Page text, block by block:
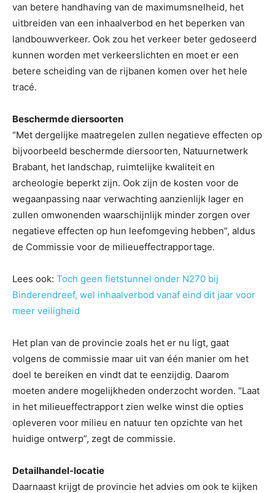
van betere handhaving van de maximumsnelheid, het
uitbreiden van een inhaalverbod en het beperken van
landbouwverkeer. Ook zou het verkeer beter gedoseerd
kunnen worden met verkeerslichten en moet er een
betere scheiding van de rijbanen komen over het hele
tracé.
Beschermde diersoorten
“Met dergelijke maatregelen zullen negatieve effecten op
bijvoorbeeld beschermde diersoorten, Natuurnetwerk
Brabant, het landschap, ruimtelijke kwaliteit en
archeologie beperkt zijn. Ook zijn de kosten voor de
wegaanpassing naar verwachting aanzienlijk lager en
zullen omwonenden waarschijnlijk minder zorgen over
negatieve effecten op hun leefomgeving hebben”, aldus
de Commissie voor de milieueffectrapportage.
Lees ook: Toch geen fietstunnel onder N270 bij
Binderendreef, wel inhaalverbod vanaf eind dit jaar voor
meer veiligheid
Het plan van de provincie zoals het er nu ligt, gaat
volgens de commissie maar uit van één manier om het
doel te bereiken en vindt dat te eenzijdig. Daarom
moeten andere mogelijkheden onderzocht worden. “Laat
in het milieueffectrapport zien welke winst die opties
opleveren voor milieu en natuur ten opzichte van het
huidige ontwerp”, zegt de commissie.
Detailhandel-locatie
Daarnaast krijgt de provincie het advies om ook te kijken